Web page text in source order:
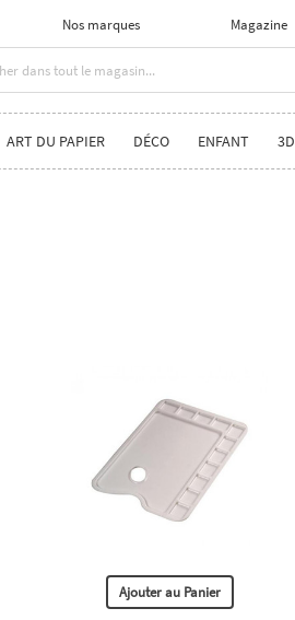
Nos marques Magazine
ART DU PAPIER DÉCO ENFANT 3D
Ajouter au Panier